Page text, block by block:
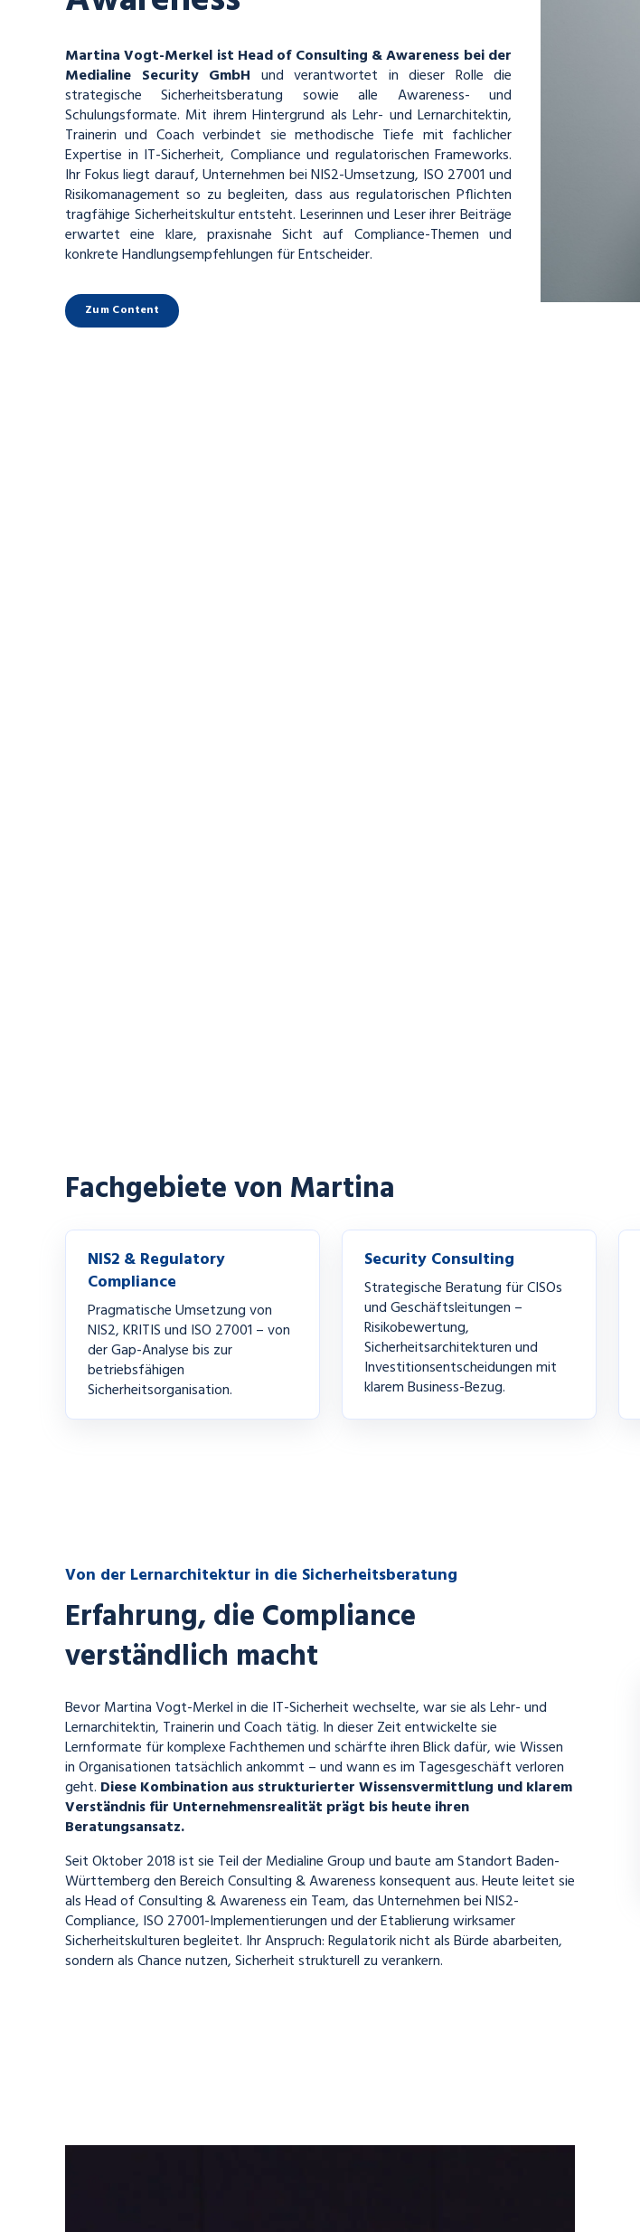
Martina Vogt-Merkel ist Head of Consulting & Awareness bei der
Medialine Security GmbH und verantwortet in dieser Rolle die
strategische Sicherheitsberatung sowie alle Awareness- und
Schulungsformate. Mit ihrem Hintergrund als Lehr- und Lernarchitektin,
Trainerin und Coach verbindet sie methodische Tiefe mit fachlicher
Expertise in IT-Sicherheit, Compliance und regulatorischen Frameworks.
Ihr Fokus liegt darauf, Unternehmen bei NIS2-Umsetzung, ISO 27001 und
Risikomanagement so zu begleiten, dass aus regulatorischen Pflichten
tragfähige Sicherheitskultur entsteht. Leserinnen und Leser ihrer Beiträge
erwartet eine klare, praxisnahe Sicht auf Compliance-Themen und
konkrete Handlungsempfehlungen für Entscheider.
Zum Content
Fachgebiete von Martina
NIS2 & Regulatory
Compliance
Pragmatische Umsetzung von
NIS2, KRITIS und ISO 27001 – von
der Gap-Analyse bis zur
betriebsfähigen
Sicherheitsorganisation.
Security Consulting
Strategische Beratung für CISOs
und Geschäftsleitungen –
Risikobewertung,
Sicherheitsarchitekturen und
Investitionsentscheidungen mit
klarem Business-Bezug.
Von der Lernarchitektur in die Sicherheitsberatung
Erfahrung, die Compliance
verständlich macht
Bevor Martina Vogt-Merkel in die IT-Sicherheit wechselte, war sie als Lehr- und
Lernarchitektin, Trainerin und Coach tätig. In dieser Zeit entwickelte sie
Lernformate für komplexe Fachthemen und schärfte ihren Blick dafür, wie Wissen
in Organisationen tatsächlich ankommt – und wann es im Tagesgeschäft verloren
geht. Diese Kombination aus strukturierter Wissensvermittlung und klarem
Verständnis für Unternehmensrealität prägt bis heute ihren
Beratungsansatz.
Seit Oktober 2018 ist sie Teil der Medialine Group und baute am Standort Baden-
Württemberg den Bereich Consulting & Awareness konsequent aus. Heute leitet sie
als Head of Consulting & Awareness ein Team, das Unternehmen bei NIS2-
Compliance, ISO 27001-Implementierungen und der Etablierung wirksamer
Sicherheitskulturen begleitet. Ihr Anspruch: Regulatorik nicht als Bürde abarbeiten,
sondern als Chance nutzen, Sicherheit strukturell zu verankern.